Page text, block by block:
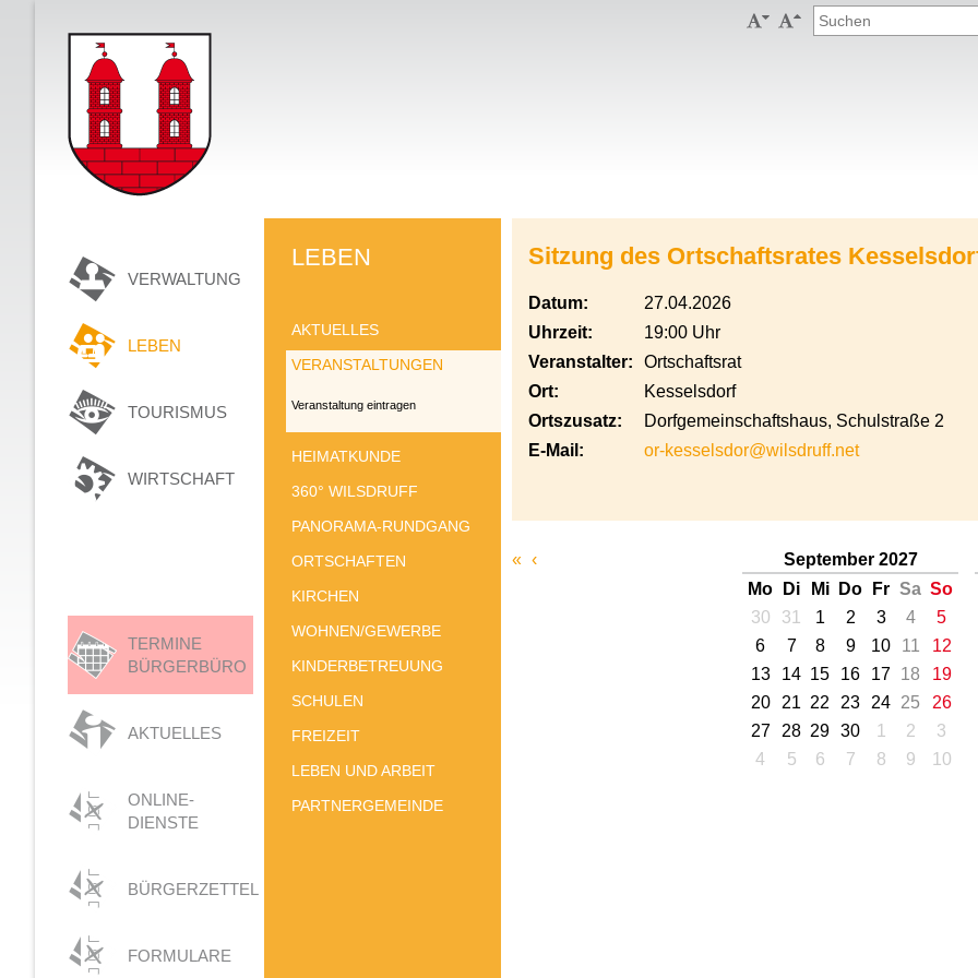
 
VERWALTUNG
LEBEN
TOURISMUS
WIRTSCHAFT
TERMINE
BÜRGERBÜRO
AKTUELLES
ONLINE-
DIENSTE
BÜRGERZETTEL
FORMULARE
LEBEN
AKTUELLES
VERANSTALTUNGEN
Veranstaltung eintragen
HEIMATKUNDE
360° WILSDRUFF
PANORAMA-RUNDGANG
ORTSCHAFTEN
KIRCHEN
WOHNEN/GEWERBE
KINDERBETREUUNG
SCHULEN
FREIZEIT
LEBEN UND ARBEIT
PARTNERGEMEINDE
Sitzung des Ortschaftsrates
Datum:
27.04.2026
Uhrzeit:
19:00 Uhr
Veranstalter:
Ortschaftsrat
Ort:
Kesselsdorf
Ortszusatz:
Dorfgemeinschaftshaus, Schulstraße 2
E-Mail:
or-kesselsdor@wilsdruff.net
« ‹
September 2027
Mo
Di Mi Do Fr Sa So
30
31 1 2 3 4
5
6
7 8 9 10 11
12
13
14 15 16 17 18
19
20
21 22 23 24 25
26
27
28 29 30 1 2
3
4
5 6 7 8 9 10